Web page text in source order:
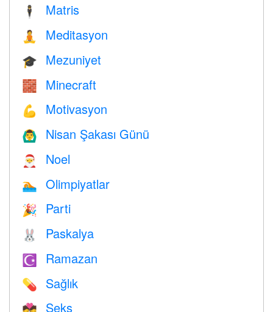
🕴️ Matris
🧘 Meditasyon
🎓 Mezuniyet
🧱 Minecraft
💪 Motivasyon
🙆‍♂️ Nisan Şakası Günü
🎅 Noel
🏊 Olimpiyatlar
🎉 Parti
🐰 Paskalya
☪️ Ramazan
💊 Sağlık
Seks